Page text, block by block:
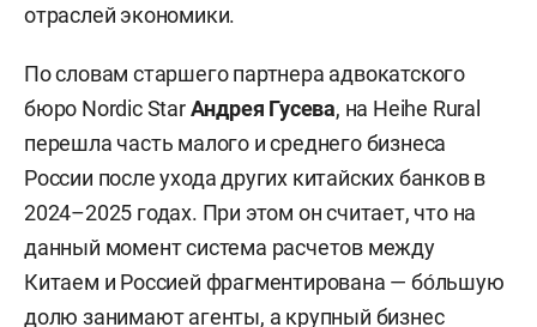
отраслей экономики.
По словам старшего партнера адвокатского
бюро Nordic StarАндрея Гусева, на Heihe Rural
перешла часть малого и среднего бизнеса
России после ухода других китайских банков в
2024–2025 годах. При этом он считает, что на
данный момент система расчетов между
Китаем и Россией фрагментирована — бо́льшую
долю занимают агенты, а крупный бизнес